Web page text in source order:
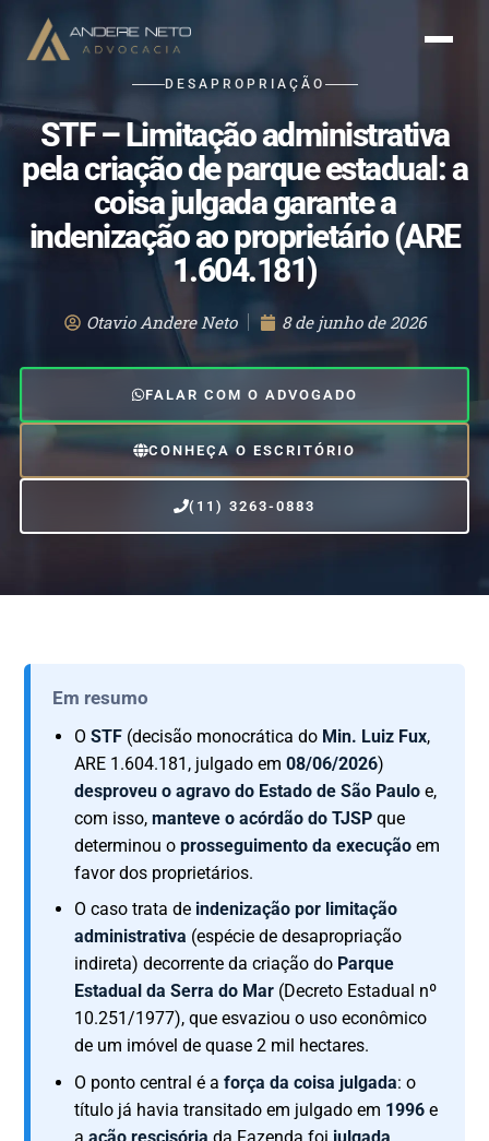
DESAPROPRIAÇÃO
STF – Limitação administrativa
pela criação de parque estadual: a
coisa julgada garante a
indenização ao proprietário (ARE
1.604.181)
Otavio Andere Neto 8 de junho de 2026
FALAR COM O ADVOGADO
CONHEÇA O ESCRITÓRIO
(11) 3263-0883
Em resumo
OSTF (decisão monocrática do Min. Luiz Fux,
ARE 1.604.181, julgado em08/06/2026)
desproveu o agravo do Estado de São Paulo e,
com isso,manteve o acórdão do TJSP que
determinou oprosseguimento da execução em
favor dos proprietários.
O caso trata de indenização por limitação
administrativa (espécie de desapropriação
indireta) decorrente da criação do Parque
Estadual da Serra do Mar (Decreto Estadual nº
10.251/1977), que esvaziou o uso econômico
de um imóvel de quase 2 mil hectares.
O ponto central é aforça da coisa julgada: o
título já havia transitado em julgado em 1996 e